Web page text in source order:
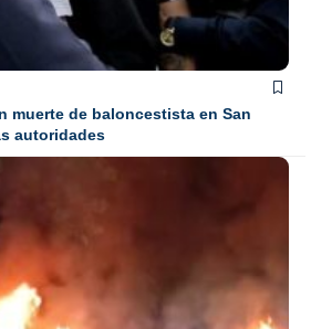
muerte de baloncestista en San
autoridades